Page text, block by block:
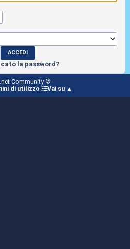
la password?
Community ©
di utilizzo Vai su ▲